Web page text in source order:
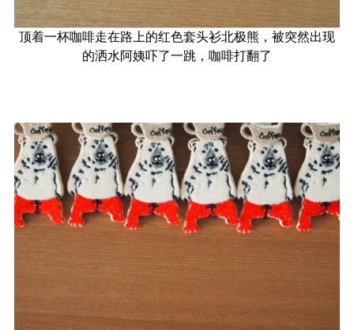
顶着一杯咖啡走在路上的红色套头衫北极熊，被突然出现
的洒水阿姨吓了一跳，咖啡打翻了